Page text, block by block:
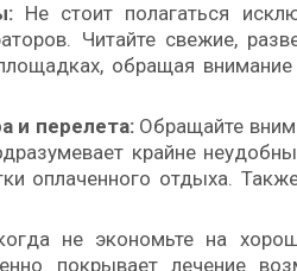
Не стоит полагаться
Читайте свежие,
обращая внимание
и перелета:Обращайте
крайне
оплаченного отдыха.
не экономьте на
покрывает лечение